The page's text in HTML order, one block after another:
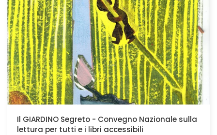
Il GIARDINO Segreto - Convegno Nazionale sulla
lettura per tutti e i libri accessibili